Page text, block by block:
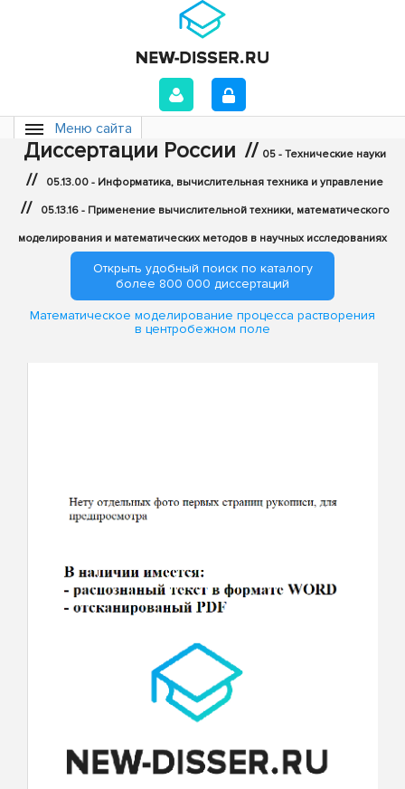
Меню сайта
Диссертации России // 05 - Технические науки
// 05.13.00 - Информатика, вычислительная техника и управление
// 05.13.16 - Применение вычислительной техники, математического
моделирования и математических методов в научных исследованиях
Открыть удобный поиск по каталогу
более 800 000 диссертаций
Математическое моделирование процесса растворения
в центробежном поле